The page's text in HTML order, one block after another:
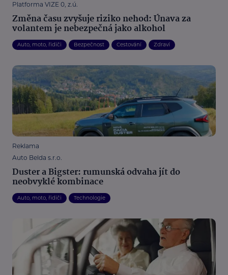
Platforma VIZE 0, z.ú.
Změna času zvyšuje riziko nehod: Únava za
volantem je nebezpečná jako alkohol
Auto, moto, řidiči Bezpečnost Cestování Zdraví
Reklama
Auto Belda s.r.o.
Duster a Bigster: rumunská odvaha jít do
neobvyklé kombinace
Auto, moto, řidiči Technologie